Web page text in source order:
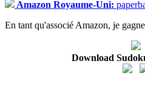
Amazon Royaume-Uni:
En tant qu'associé Amazon, je
Download